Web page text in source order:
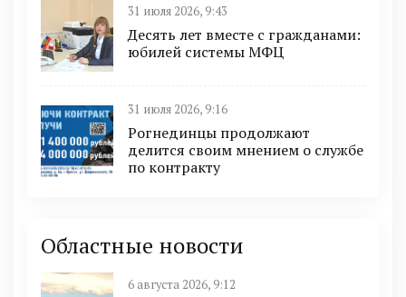
31 июля 2026, 9:43
Десять лет вместе с гражданами:
юбилей системы МФЦ
31 июля 2026, 9:16
Рогнединцы продолжают
делится своим мнением о службе
по контракту
Областные новости
6 августа 2026, 9:12